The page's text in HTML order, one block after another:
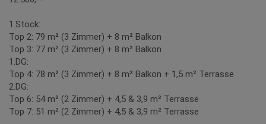
1.Stock:
Top 2: 79 m² (3 Zimmer) + 8 m² Balkon
Top 3: 77 m² (3 Zimmer) + 8 m² Balkon
1.DG:
Top 4: 78 m² (3 Zimmer) + 8 m² Balkon + 1,5 m² Terrasse
2.DG:
Top 6: 54 m² (2 Zimmer) + 4,5 & 3,9 m² Terrasse
Top 7: 51 m² (2 Zimmer) + 4,5 & 3,9 m² Terrasse